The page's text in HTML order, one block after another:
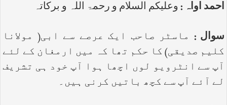
احمد اواہ : وعلیکم السلام و رحمۃ اللہ و برکاتہ
سوال : ماسٹر صاحب ایک عرصے سے ابی( مولانا
کلیم صدیقی) کا حکم تھا کہ میں ارمغان کے لئے
آپ سے انٹرویو لوں اچھا ہوا آپ خود ہی تشریف
لے آئے آپ سے کچھ باتیں کرنی ہیں۔